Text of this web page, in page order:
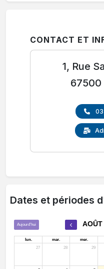
CONTACT ET
1, Rue
67500
Dates et périodes